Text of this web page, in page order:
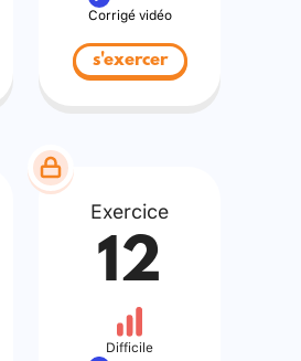
Corrigé vidéo
s'exercer
Exercice
12
Difficile